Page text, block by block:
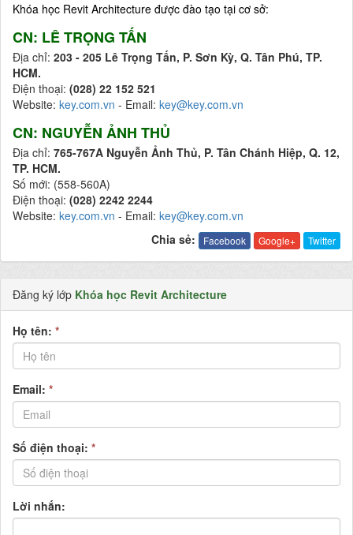
Khóa học Revit Architecture được đào tạo tại cơ sở:
CN: LÊ TRỌNG TẤN
Địa chỉ: 203 - 205 Lê Trọng Tấn, P. Sơn Kỳ, Q. Tân Phú, TP.
HCM.
Điện thoại: (028) 22 152 521
Website: key.com.vn - Email: key@key.com.vn
CN: NGUYỄN ẢNH THỦ
Địa chỉ: 765-767A Nguyễn Ảnh Thủ, P. Tân Chánh Hiệp, Q. 12,
TP. HCM.
Số mới: (558-560A)
Điện thoại: (028) 2242 2244
Website: key.com.vn - Email: key@key.com.vn
Chia sẻ:
Facebook Google+ Twitter
Đăng ký lớp Khóa học Revit Architecture
Họ tên: *
Email: *
Số điện thoại: *
Lời nhắn: